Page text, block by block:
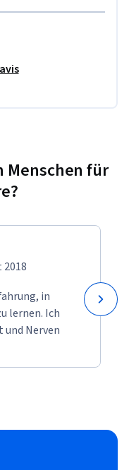
Menschen für
in
lernen. Ich
und Nerven